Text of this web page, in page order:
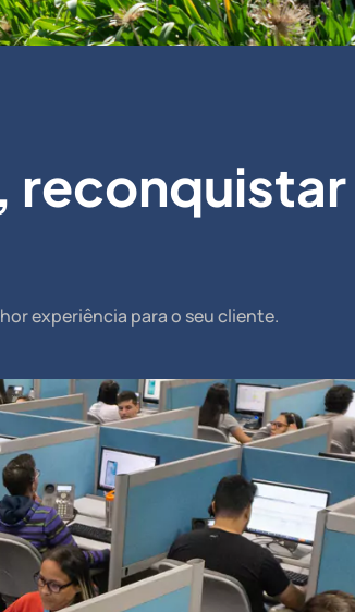
experiência para o seu cliente.